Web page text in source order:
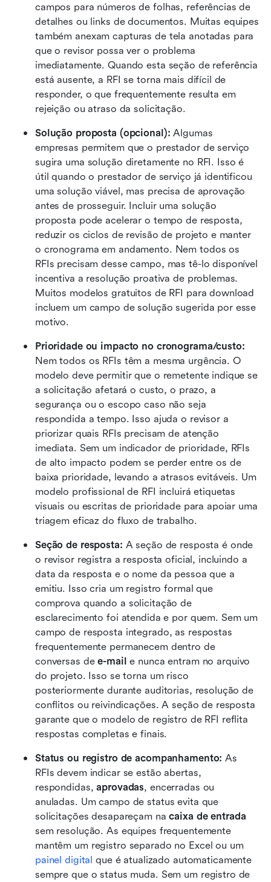
campos para números de folhas, referências de
detalhes ou links de documentos. Muitas equipes
também anexam capturas de tela anotadas para
que o revisor possa ver o problema
imediatamente. Quando esta seção de referência
está ausente, a RFI se torna mais difícil de
responder, o que frequentemente resulta em
rejeição ou atraso da solicitação.
Solução proposta (opcional): Algumas
empresas permitem que o prestador de serviço
sugira uma solução diretamente no RFI. Isso é
útil quando o prestador de serviço já identificou
uma solução viável, mas precisa de aprovação
antes de prosseguir. Incluir uma solução
proposta pode acelerar o tempo de resposta,
reduzir os ciclos de revisão de projeto e manter
o cronograma em andamento. Nem todos os
RFIs precisam desse campo, mas tê-lo disponível
incentiva a resolução proativa de problemas.
Muitos modelos gratuitos de RFI para download
incluem um campo de solução sugerida por esse
motivo.
Prioridade ou impacto no cronograma/custo:
Nem todos os RFIs têm a mesma urgência. O
modelo deve permitir que o remetente indique se
a solicitação afetará o custo, o prazo, a
segurança ou o escopo caso não seja
respondida a tempo. Isso ajuda o revisor a
priorizar quais RFIs precisam de atenção
imediata. Sem um indicador de prioridade, RFIs
de alto impacto podem se perder entre os de
baixa prioridade, levando a atrasos evitáveis. Um
modelo profissional de RFI incluirá etiquetas
visuais ou escritas de prioridade para apoiar uma
triagem eficaz do fluxo de trabalho.
Seção de resposta: A seção de resposta é onde
o revisor registra a resposta oficial, incluindo a
data da resposta e o nome da pessoa que a
emitiu. Isso cria um registro formal que
comprova quando a solicitação de
esclarecimento foi atendida e por quem. Sem um
campo de resposta integrado, as respostas
frequentemente permanecem dentro de
conversas de e-mail e nunca entram no arquivo
do projeto. Isso se torna um risco
posteriormente durante auditorias, resolução de
conflitos ou reivindicações. A seção de resposta
garante que o modelo de registro de RFI reflita
respostas completas e finais.
Status ou registro de acompanhamento: As
RFIs devem indicar se estão abertas,
respondidas, aprovadas, encerradas ou
anuladas. Um campo de status evita que
solicitações desapareçam na caixa de entrada
sem resolução. As equipes frequentemente
mantêm um registro separado no Excel ou um
painel digital que é atualizado automaticamente
sempre que o status muda. Sem um registro de